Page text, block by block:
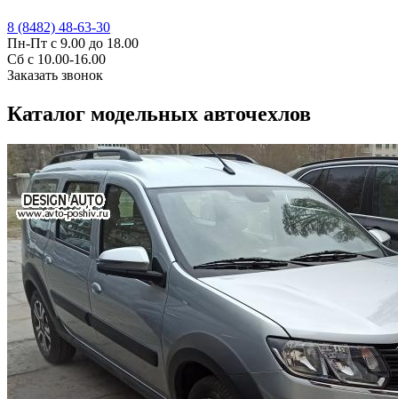
8 (8482) 48-63-30
Пн-Пт с 9.00 до 18.00
Сб с 10.00-16.00
Заказать звонок
Каталог модельных авточехлов